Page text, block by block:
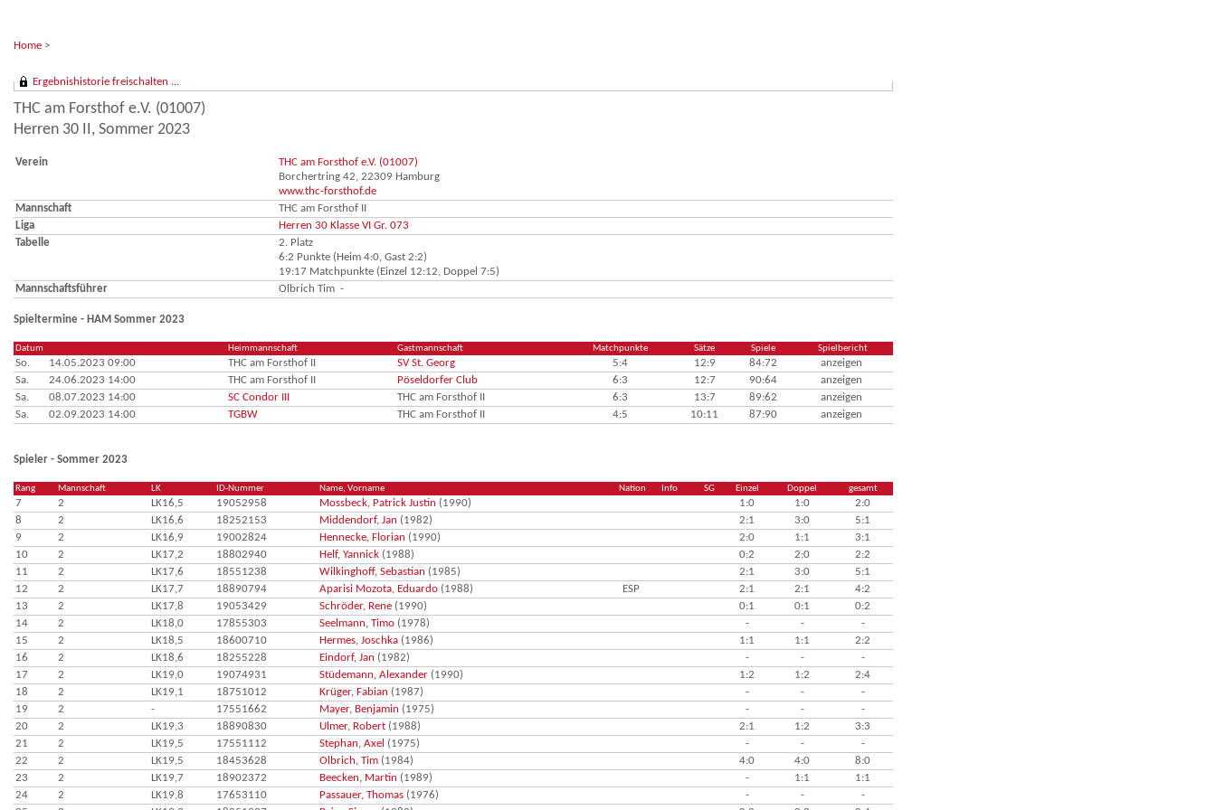
Home >
Ergebnishistorie freischalten ...
THC am Forsthof e.V. (01007)
Herren 30 II, Sommer 2023
Verein
THC am Forsthof e.V. (01007)
Borchertring 42, 22309 Hamburg
www.thc-forsthof.de
Mannschaft
THC am Forsthof II
Liga
Herren 30 Klasse VI Gr. 073
Tabelle
2. Platz
6:2 Punkte (Heim 4:0, Gast 2:2)
19:17 Matchpunkte (Einzel 12:12, Doppel 7:5)
Mannschaftsführer
Olbrich Tim -
Spieltermine - HAM Sommer 2023
Datum Heimmannschaft Gastmannschaft Matchpunkte Sätze Spiele Spielbericht
So. 14.05.2023 09:00 THC am Forsthof II SV St. Georg 5:4 12:9 84:72
anzeigen
Sa.
24.06.2023 14:00 THC am Forsthof II Pöseldorfer Club 6:3 12:7 90:64
anzeigen
Sa.
08.07.2023 14:00 SC Condor III THC am Forsthof II 6:3 13:7 89:62
anzeigen
Sa.
02.09.2023 14:00 TGBW THC am Forsthof II 4:5 10:11 87:90 anzeigen
Spieler - Sommer 2023
Rang Mannschaft LK ID-Nummer Name, Vorname Nation Info SG Einzel Doppel gesamt
7 2 LK16,5 19052958 Mossbeck, Patrick Justin (1990) 1:0 1:0
2:0
8
2 LK16,6 18252153 Middendorf, Jan (1982) 2:1 3:0
5:1
9
2 LK16,9 19002824 Hennecke, Florian (1990) 2:0 1:1
3:1
10
2 LK17,2 18802940 Helf, Yannick (1988) 0:2 2:0
2:2
11
2 LK17,6 18551238 Wilkinghoff, Sebastian (1985) 2:1 3:0
5:1
12
2 LK17,7 18890794 Aparisi Mozota, Eduardo (1988) ESP 2:1 2:1
4:2
13
2 LK17,8 19053429 Schröder, Rene (1990) 0:1 0:1
0:2
14
2 LK18,0 17855303 Seelmann, Timo (1978) - -
-
15
2 LK18,5 18600710 Hermes, Joschka (1986) 1:1 1:1
2:2
16
2 LK18,6 18255228 Eindorf, Jan (1982) - -
-
17
2 LK19,0 19074931 Stüdemann, Alexander (1990) 1:2 1:2
2:4
18
2 LK19,1 18751012 Krüger, Fabian (1987) - -
-
19
2 - 17551662 Mayer, Benjamin (1975) - -
-
20
2 LK19,3 18890830 Ulmer, Robert (1988) 2:1 1:2
3:3
21
2 LK19,5 17551112 Stephan, Axel (1975) - -
-
22
2 LK19,5 18453628 Olbrich, Tim (1984) 4:0 4:0
8:0
23
2 LK19,7 18902372 Beecken, Martin (1989) - 1:1
1:1
24
2 LK19,8 17653110 Passauer, Thomas (1976) - -
-